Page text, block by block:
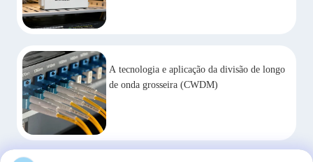
A tecnologia e aplicação da divisão de longo
de onda grosseira (CWDM)